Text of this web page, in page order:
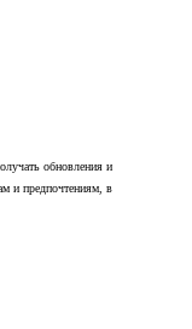
обновления и
и предпочтениям, в